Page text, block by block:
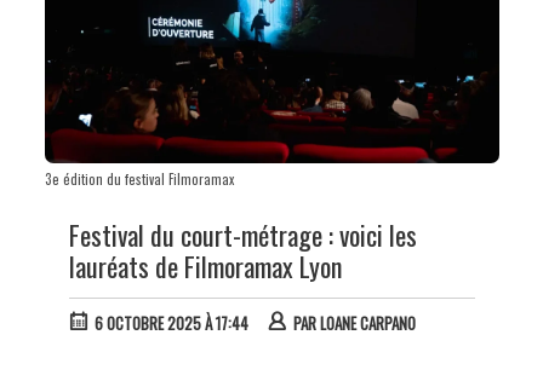
3e édition du festival Filmoramax
Festival du court-métrage : voici les
lauréats de Filmoramax Lyon
6 OCTOBRE 2025 À 17:44 PARLOANE CARPANO